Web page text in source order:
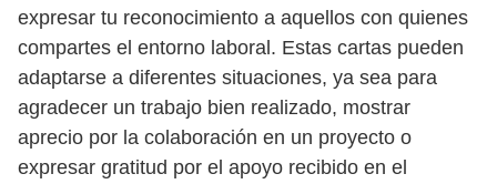
expresar tu reconocimiento a aquellos con quienes
compartes el entorno laboral. Estas cartas pueden
adaptarse a diferentes situaciones, ya sea para
agradecer un trabajo bien realizado, mostrar
aprecio por la colaboración en un proyecto o
expresar gratitud por el apoyo recibido en el